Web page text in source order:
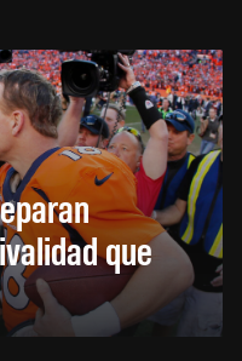
que